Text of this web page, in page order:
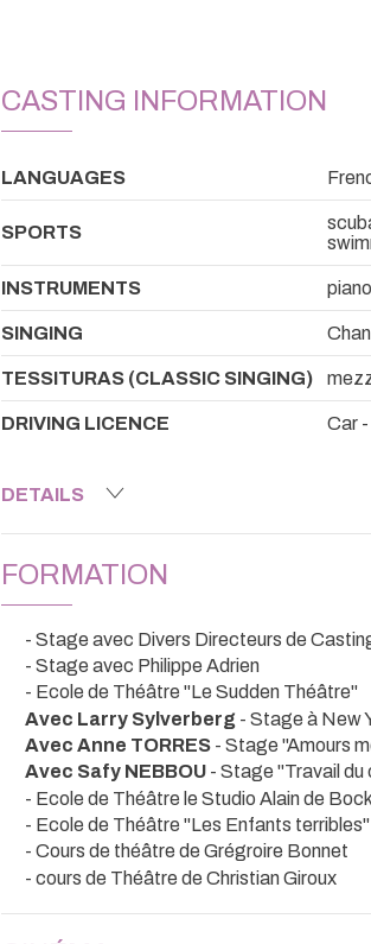
CASTING INFORMATION
LANGUAGES
SPORTS
INSTRUMENTS
SINGING
TESSITURAS (CLASSIC SINGING)
DRIVING LICENCE Car
DETAILS
FORMATION
- Stage avec Divers Directeurs de
- Stage avec Philippe Adrien
- Ecole de Théâtre "Le Sudden Théâtre"
Avec Larry Sylverberg - Stage à New
Avec Anne TORRES - Stage "Amours
Avec Safy NEBBOU - Stage "Travail du
- Ecole de Théâtre le Studio Alain de
- Ecole de Théâtre "Les Enfants terribles"
- Cours de théâtre de Grégroire Bonnet
- cours de Théâtre de Christian Giroux